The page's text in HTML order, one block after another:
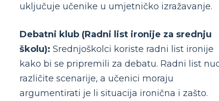
uključuje učenike u umjetničko izražavanje.
Debatni klub (Radni list ironije za srednju
školu): Srednjoškolci koriste radni list ironije
kako bi se pripremili za debatu. Radni list
različite scenarije, a učenici moraju
argumentirati je li situacija ironična i zašto.